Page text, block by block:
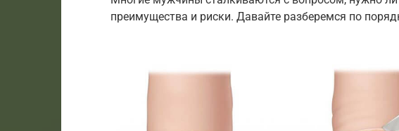
преимущества и риски. Давайте разберемся по